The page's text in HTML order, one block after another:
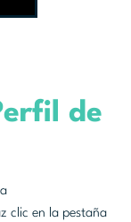
de
clic en la pestaña